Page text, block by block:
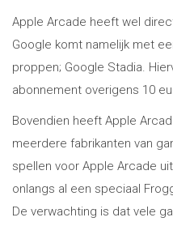
Apple Arcade heeft wel
Google komt namelijk met
proppen; Google Stadia.
abonnement overigens 10
Bovendien heeft Apple
meerdere fabrikanten van
spellen voor Apple Arcade
onlangs al een speciaal
De verwachting is dat vele